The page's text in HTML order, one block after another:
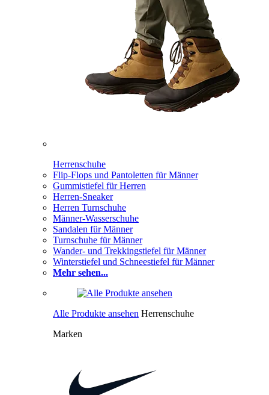
Herrenschuhe
Flip-Flops und Pantoletten für Männer
Gummistiefel für Herren
Herren-Sneaker
Herren Turnschuhe
Männer-Wasserschuhe
Sandalen für Männer
Turnschuhe für Männer
Wander- und Trekkingstiefel für Männer
Winterstiefel und Schneestiefel für Männer
Mehr sehen...
Alle Produkte ansehen Herrenschuhe
Marken